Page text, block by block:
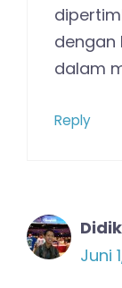
dengan
dalam
Reply
Juni